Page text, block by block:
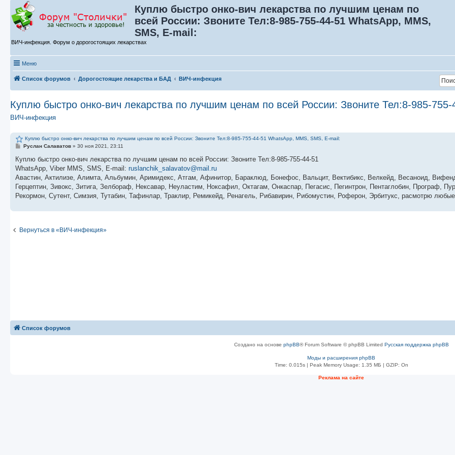
Куплю быстро онко-вич лекарства по лучшим ценам по
всей России: Звоните Тел:‪8-985-755-44-51 WhatsApp, MMS,
SMS, E-mail:
ВИЧ-инфекция. Форум о дорогостоящих лекарствах
Меню
Список форумов Дорогостоящие лекарства и БАД ВИЧ-инфекция
Куплю быстро онко-вич лекарства по лучшим ценам по всей России: Звоните Тел:‪8-985-
ВИЧ-инфекция
Куплю быстро онко-вич лекарства по лучшим ценам по всей России: Звоните Тел:‪8-985-755-44-51 WhatsApp, MMS, SMS, E-mail:
С
о
б
щ
е
и
е
Руслан Салаватов» 30 ноя 2021, 23:11
Куплю быстро онко-вич лекарства по лучшим ценам по всей России: Звоните Тел:‪8-985-755-44-51
WhatsApp, Viber MMS, SMS, E-mail: ‪ ruslanchik_salavatov@mail.ru
Авастин, Актилизе, Алимта, Альбумин, Аримидекс, Атгам, Афинитор, Бараклюд, Бонефос, Вальцит, Вектибикс, Велкейд, Весаноид,
Герцептин, Зивокс, Зитига, Зелбораф, Нексавар, Неуластим, Ноксафил, Октагам, Онкаспар, Пегасис, Пегинтрон, Пентаглобин, Програф,
Рекормон, Сутент, Симзия, Тутабин, Тафинлар, Траклир, Ремикейд, Ренагель, Рибавирин, Рибомустин, Роферон, Эрбитукс, расмотрю
Вернуться в «ВИЧ-инфекция»
Список форумов
Создано на основе phpBB® Forum Software © phpBB Limited Русская поддержка phpBB
Моды и расширения phpBB
Time: 0.015s| Peak Memory Usage: 1.35 МБ | GZIP: On
Рeклама на сaйте